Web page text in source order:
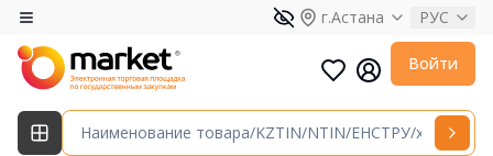
г.Астана РУС
Войти